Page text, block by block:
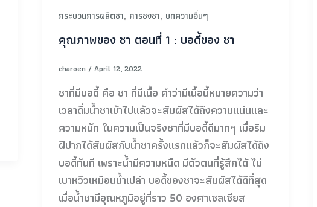
กระบวนการผลิตชา, การชงชา, บทความอื่นๆ
คุณภาพของ ชา ตอนที่ 1 : บอดี้ของ ชา
charoen / April 12, 2022
ชาที่มีบอดี้ คือ ชา ที่มีเนื้อ คำว่ามีเนื้อนี้หมายความว่า
เวลาดื่มน้ำชาเข้าไปแล้วจะสัมผัสได้ถึงความแน่นและ
ความหนัก ในความเป็นจริงชาที่มีบอดี้ดีมากๆ เมื่อริม
ฝีปากได้สัมผัสกับน้ำชาครั้งแรกแล้วก็จะสัมผัสได้ถึง
บอดี้ทันที เพราะน้ำมีความหนืด มีตัวตนที่รู้สึกได้ ไม่
เบาหวิวเหมือนน้ำเปล่า บอดี้ของชาจะสัมผัสได้ดีที่สุด
เมื่อน้ำชามีอุณหภูมิอยู่ที่ราว 50 องศาเซลเซียส